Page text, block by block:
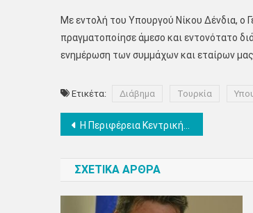
Με εντολή του Υπουργού Νίκου Δένδια, ο
πραγματοποίησε άμεσο και εντονότατο
ενημέρωση των συμμάχων και εταίρων
Ετικέτα: Διάβημα Τουρκία
Πλοήγηση
Η Περιφέρεια Kεντρικής Μακεδονίας στη διεθνή έκθεση τουρισμού «World Tourism Expo» στην Αττική
ΣΧΕΤΙΚΑ ΑΡΘΡΑ